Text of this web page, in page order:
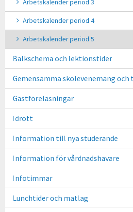
Arbetskalender period 4
Arbetskalender period 5
Balkschema och lektionstider
Gemensamma skolevenemang
Gästföreläsningar
Idrott
Information till nya studerande
Information för vårdnadshavare
Infotimmar
Lunchtider och matlag